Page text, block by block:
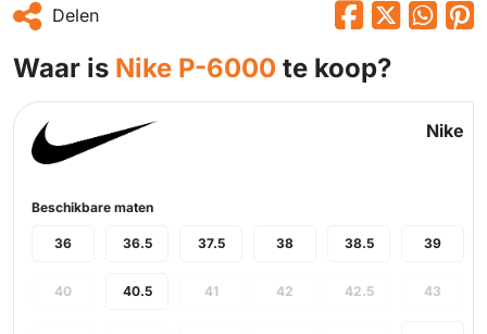
Delen
Waar is Nike P-6000 te koop?
Nike
Beschikbare maten
36 36.5 37.5 38 38.5 39
40.5
40 41 42 42.5 43